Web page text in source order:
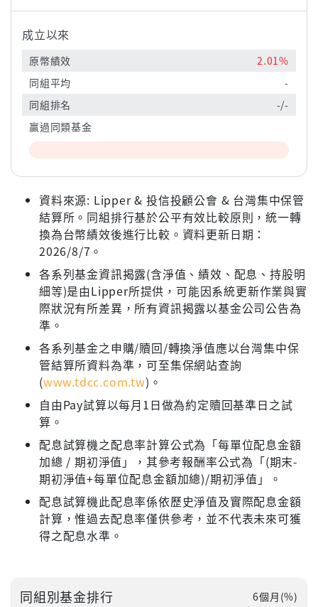
成立以來
原幣績效
2.01%
同組平均
-
同組排名
-/-
贏過同類基金
資料來源: Lipper & 投信投顧公會 & 台灣集中保管
結算所。同組排行基於公平有效比較原則，統一轉
換為台幣績效後進行比較。資料更新日期：
2026/8/7。
各系列基金資訊揭露(含淨值、績效、配息、持股明
細等)是由Lipper所提供，可能因系統更新作業與實
際狀況有所差異，所有資訊揭露以基金公司公告為
準。
各系列基金之申購/贖回/轉換淨值應以台灣集中保
管結算所資料為準，可至集保網站查詢
(www.tdcc.com.tw)。
自由Pay試算以每月1日做為約定贖回基準日之試
算。
配息試算機之配息率計算公式為「每單位配息金額
加總 / 期初淨值」，其參考報酬率公式為「(期末-
期初淨值+每單位配息金額加總)/期初淨值」。
配息試算機此配息率係依歷史淨值及實際配息金額
計算，惟過去配息率僅供參考，並不代表未來可獲
得之配息水準。
同組別基金排行 6個月(%)